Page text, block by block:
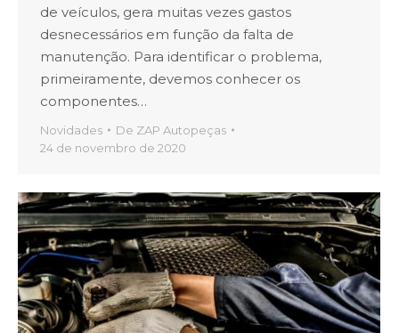
de veículos, gera muitas vezes gastos
desnecessários em função da falta de
manutenção. Para identificar o problema,
primeiramente, devemos conhecer os
componentes…
Novidades De ZAP Autopeças
24 de novembro de 2020